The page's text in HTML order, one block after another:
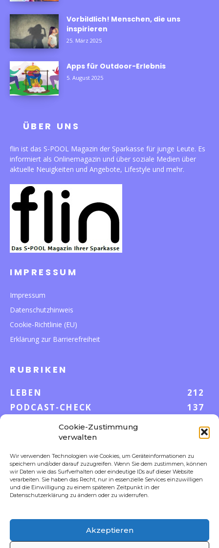
Cookie-Zustimmung
verwalten
Wir verwenden Technologien wie Cookies, um Geräteinformationen zu
speichern und/oder darauf zuzugreifen. Wenn Sie dem zustimmen, können
wir Daten wie das Surfverhalten oder eindeutige IDs auf dieser Website
verarbeiten. Sie haben das Recht, nur in essenzielle Services einzuwilligen
und die Einwilligung zu einem späteren Zeitpunkt in der
Datenschutzerklärung zu ändern oder zu widerrufen.
Akzeptieren
Vorbildlich! Menschen, die uns
inspirieren
25. März 2025
Apps für Outdoor-Erlebnis
5. August 2025
ÜBER UNS
flin ist das S-POOL Magazin der Sparkasse für junge Leute. Es
informiert als Onlinemagazin und über soziale Medien über
aktuelle Neuigkeiten und Angebote, Lifestyle und mehr.
IMPRESSUM
Impressum
Datenschutzhinweis
Cookie-Richtlinie (EU)
Erklärung zur Barrierefreiheit
RUBRIKEN
LEBEN
212
PODCAST-CHECK
137
GELD & KARRIERE
43
AUF UND DAVON
S-POOL VORTEILE
35
DIGITALE WELT
23
FOKUS